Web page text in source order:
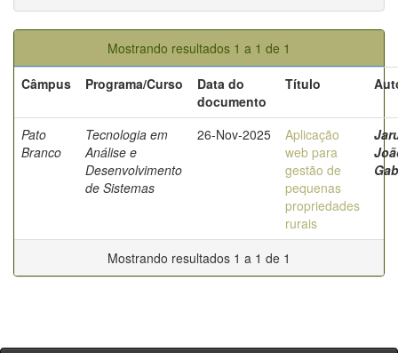
Mostrando resultados 1 a 1 de 1
Câmpus
Programa/Curso
Data do
documento
Título
Pato
Branco
Tecnologia em
Análise e
Desenvolvimento
de Sistemas
26-Nov-2025
Aplicação
web para
gestão de
pequenas
propriedades
rurais
Mostrando resultados 1 a 1 de 1